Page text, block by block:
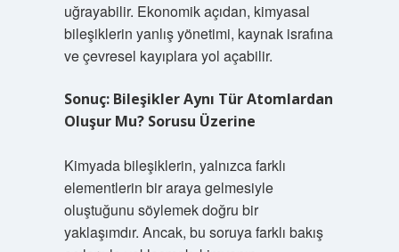
uğrayabilir. Ekonomik açıdan, kimyasal
bileşiklerin yanlış yönetimi, kaynak israfına
ve çevresel kayıplara yol açabilir.
Sonuç: Bileşikler Aynı Tür Atomlardan
Oluşur Mu? Sorusu Üzerine
Kimyada bileşiklerin, yalnızca farklı
elementlerin bir araya gelmesiyle
oluştuğunu söylemek doğru bir
yaklaşımdır. Ancak, bu soruya farklı bakış